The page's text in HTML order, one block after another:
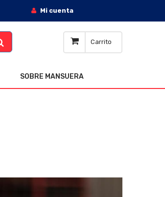
Mi cuenta
Carrito
SOBRE MANSUERA